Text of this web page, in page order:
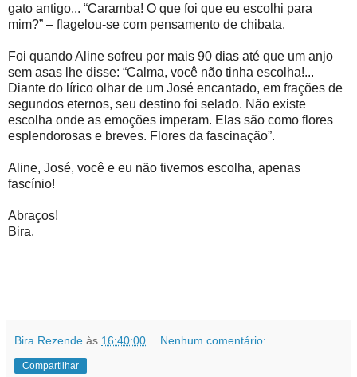
gato antigo... “Caramba! O que foi que eu escolhi para
mim?” – flagelou-se com pensamento de chibata.
Foi quando Aline sofreu por mais 90 dias até que um anjo
sem asas lhe disse: “Calma, você não tinha escolha!...
Diante do lírico olhar de um José encantado, em frações de
segundos eternos, seu destino foi selado. Não existe
escolha onde as emoções imperam. Elas são como flores
esplendorosas e breves. Flores da fascinação”.
Aline, José, você e eu não tivemos escolha, apenas
fascínio!
Abraços!
Bira.
Bira Rezende às 16:40:00 Nenhum comentário:
Compartilhar